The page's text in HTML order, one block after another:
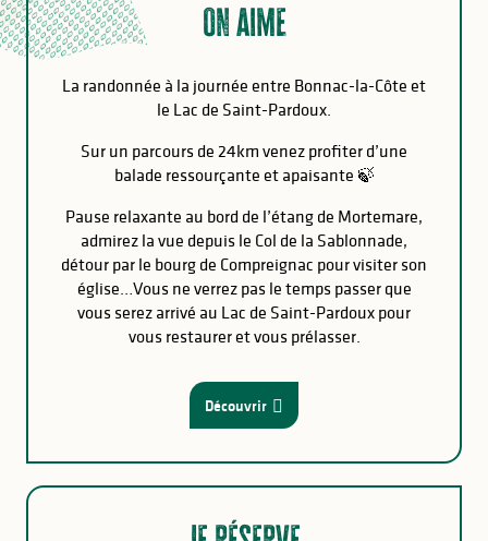
On aime
La randonnée à la journée entre Bonnac-la-Côte et
le Lac de Saint-Pardoux.
Sur un parcours de 24km venez profiter d’une
balade ressourçante et apaisante 🍃
Pause relaxante au bord de l’étang de Mortemare,
admirez la vue depuis le Col de la Sablonnade,
détour par le bourg de Compreignac pour visiter son
église…Vous ne verrez pas le temps passer que
vous serez arrivé au Lac de Saint-Pardoux pour
vous restaurer et vous prélasser.
Découvrir